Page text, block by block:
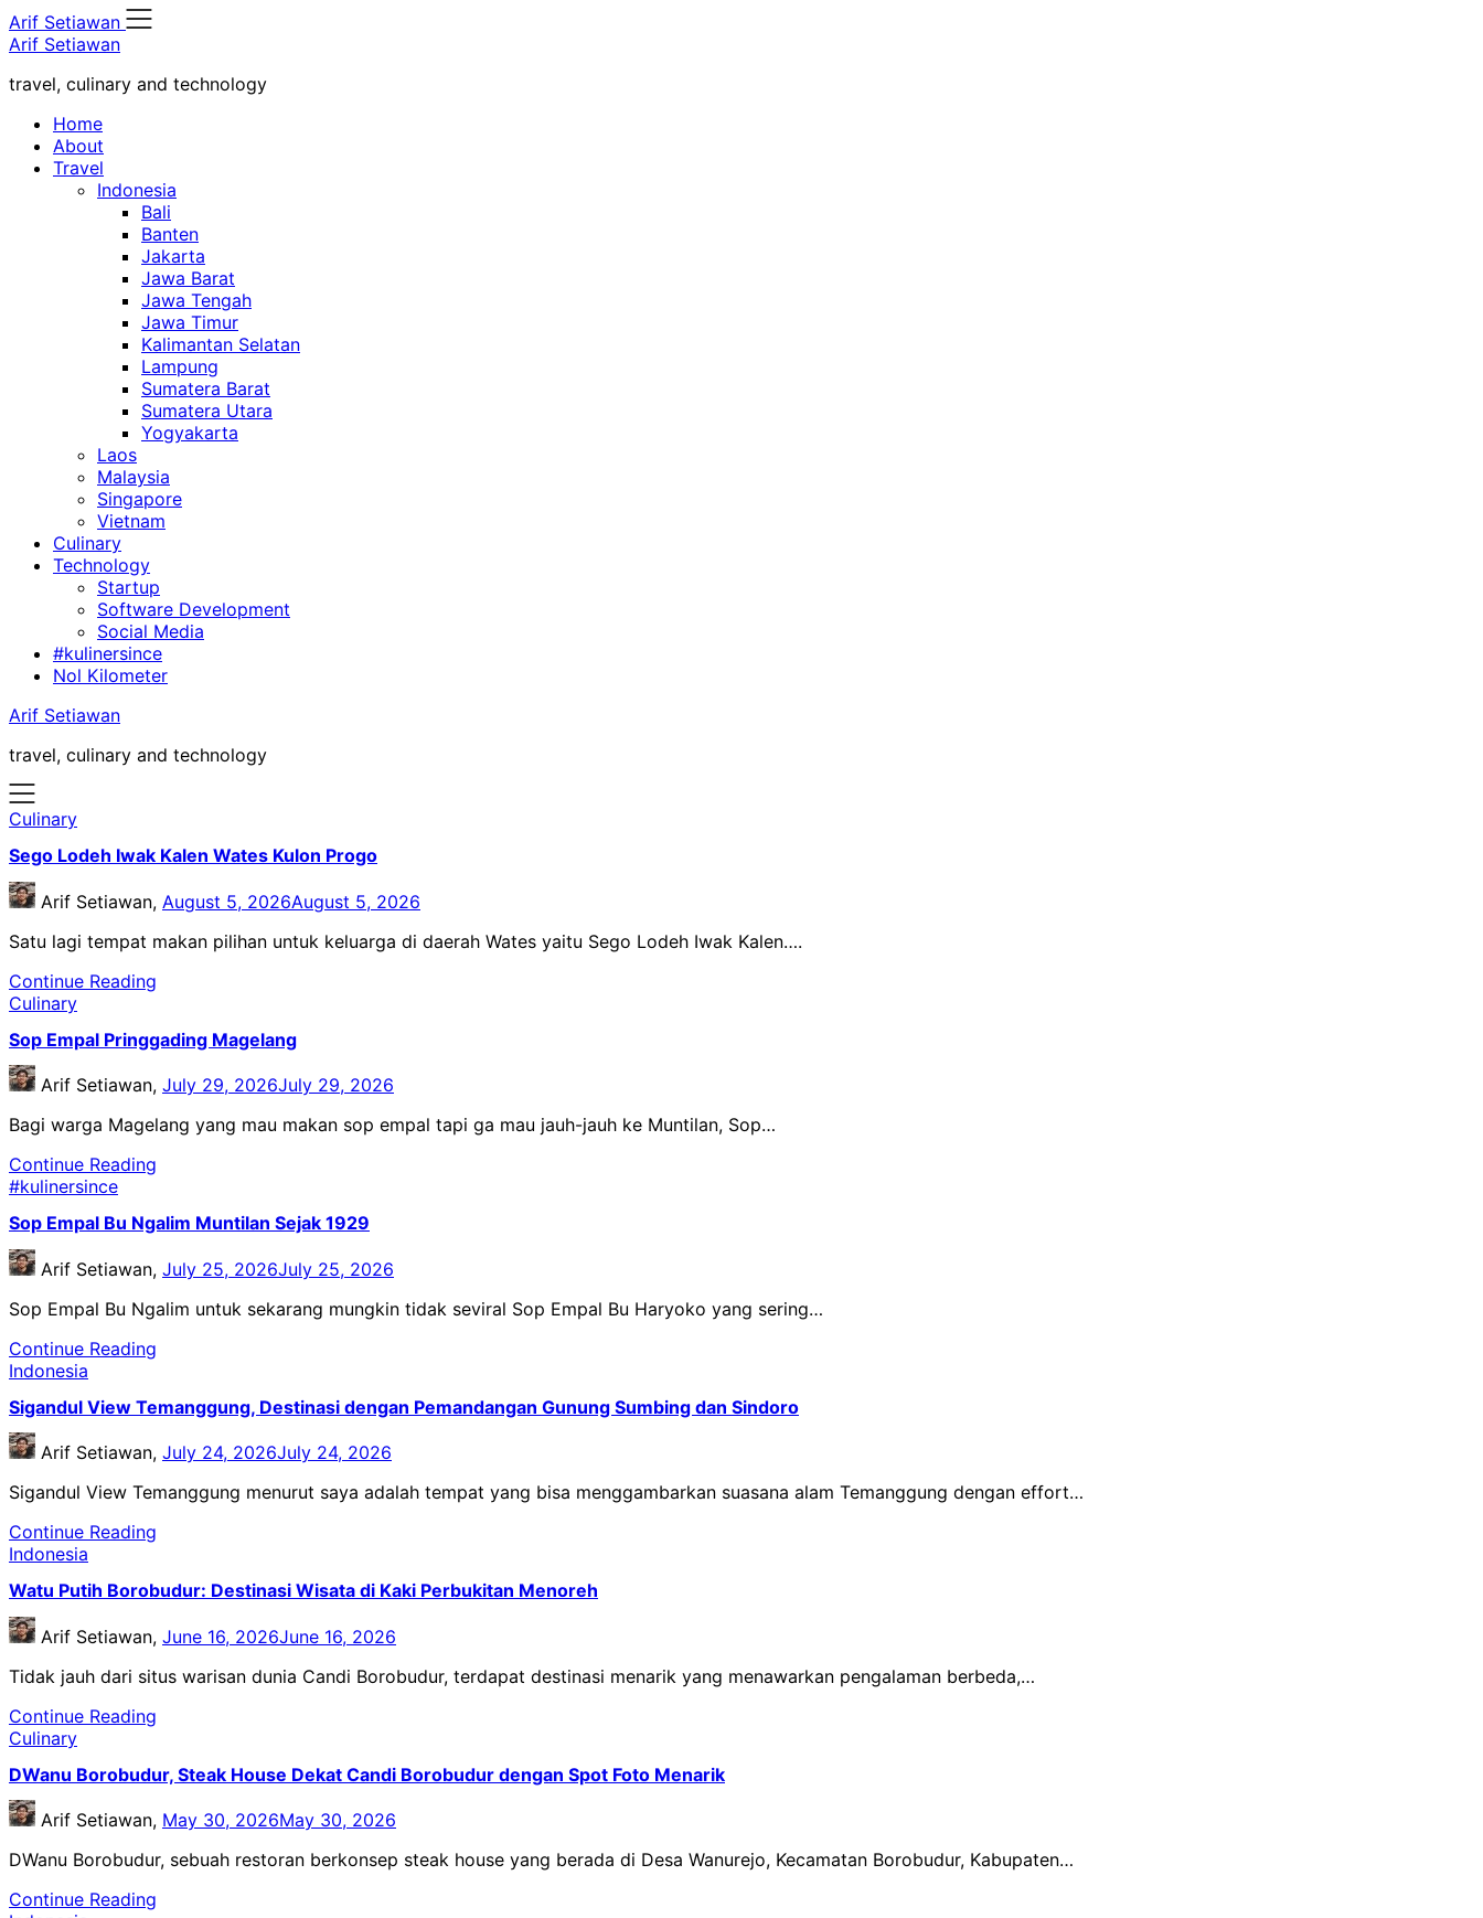
Skip
to
Arif Setiawan
Arif Setiawan
travel, culinary and technology
Home
About
Travel
Indonesia
Bali
Banten
Jakarta
Jawa Barat
Jawa Tengah
Jawa Timur
Kalimantan Selatan
Lampung
Sumatera Barat
Sumatera Utara
Yogyakarta
Laos
Malaysia
Singapore
Vietnam
Culinary
Technology
Startup
Software Development
Social Media
#kulinersince
Nol Kilometer
Arif Setiawan
travel, culinary and technology
Culinary
Sego Lodeh Iwak Kalen Wates Kulon Progo
Arif Setiawan, August 5, 2026August 5, 2026
Satu lagi tempat makan pilihan untuk keluarga di daerah Wates yaitu Sego Lodeh Iwak Kalen….
Continue Reading
Culinary
Sop Empal Pringgading Magelang
Arif Setiawan, July 29, 2026July 29, 2026
Bagi warga Magelang yang mau makan sop empal tapi ga mau jauh-jauh ke Muntilan, Sop…
Continue Reading
#kulinersince
Sop Empal Bu Ngalim Muntilan Sejak 1929
Arif Setiawan, July 25, 2026July 25, 2026
Sop Empal Bu Ngalim untuk sekarang mungkin tidak seviral Sop Empal Bu Haryoko yang sering…
Continue Reading
Indonesia
Sigandul View Temanggung, Destinasi dengan Pemandangan Gunung Sumbing dan Sindoro
Arif Setiawan, July 24, 2026July 24, 2026
Sigandul View Temanggung menurut saya adalah tempat yang bisa menggambarkan suasana alam Temanggung dengan effort…
Continue Reading
Indonesia
Watu Putih Borobudur: Destinasi Wisata di Kaki Perbukitan Menoreh
Arif Setiawan, June 16, 2026June 16, 2026
Tidak jauh dari situs warisan dunia Candi Borobudur, terdapat destinasi menarik yang menawarkan pengalaman berbeda,…
Continue Reading
Culinary
DWanu Borobudur, Steak House Dekat Candi Borobudur dengan Spot Foto Menarik
Arif Setiawan, May 30, 2026May 30, 2026
DWanu Borobudur, sebuah restoran berkonsep steak house yang berada di Desa Wanurejo, Kecamatan Borobudur, Kabupaten…
Continue Reading